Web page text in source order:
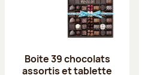
Boite 39 chocolats
assortis et tablette